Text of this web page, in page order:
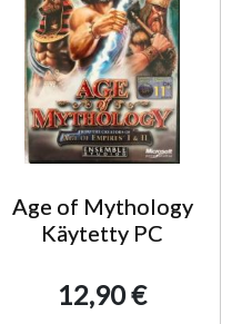
Age of Mythology
Käytetty PC
12,90 €